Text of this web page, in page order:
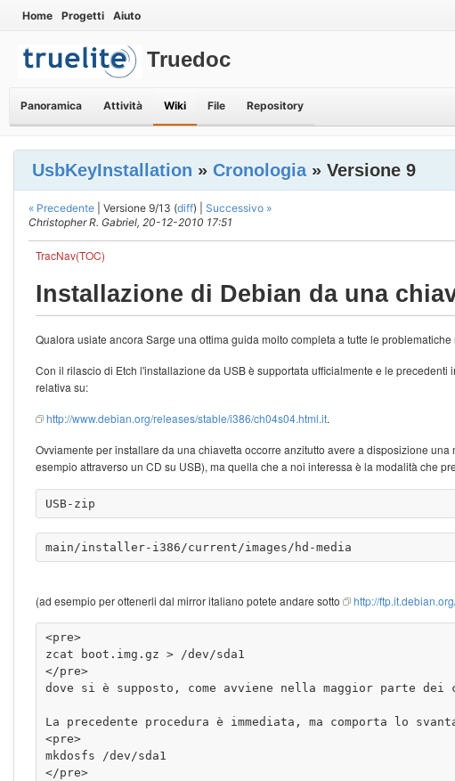
Home Progetti Aiuto
Truedoc
Panoramica Attività Wiki File Repository
UsbKeyInstallation » Cronologia» Versione 9
« Precedente | Versione 9/13 (diff) | Successivo »
Christopher R. Gabriel, 20-12-2010 17:51
TracNav(TOC)
Installazione di Debian da una
Qualora usiate ancora Sarge una ottima guida molto completa a tutte le
Con il rilascio di Etch l'installazione da USB è supportata ufficialmente e le
relativa su:
http://www.debian.org/releases/stable/i386/ch04s04.html.it.
Ovviamente per installare da una chiavetta occorre anzitutto avere a disposizione
esempio attraverso un CD su USB), ma quella che a noi interessa è la modalità che
(ad esempio per ottenerli dal mirror italiano potete andare sotto http://
<pre>
zcat boot.img.gz > /dev/sda1
</pre>
dove si è supposto, come avviene nella maggior parte
La precedente procedura è immediata, ma comporta lo
<pre>
mkdosfs /dev/sda1
</pre>